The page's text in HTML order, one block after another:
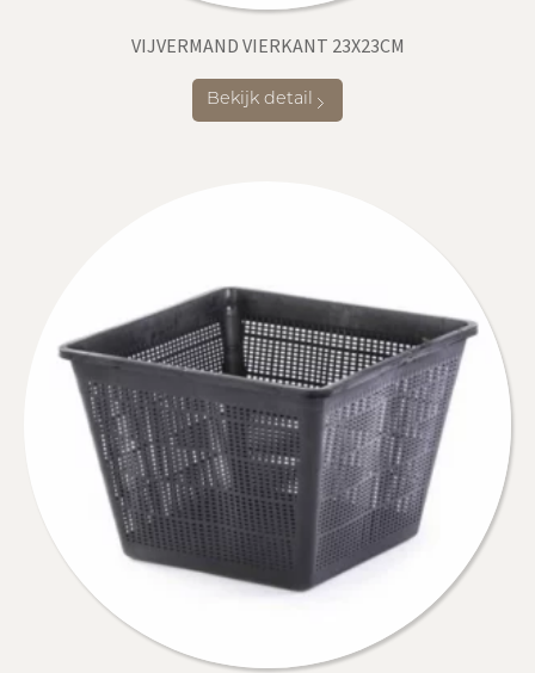
VIJVERMAND VIERKANT 23X23CM
Bekijk detail